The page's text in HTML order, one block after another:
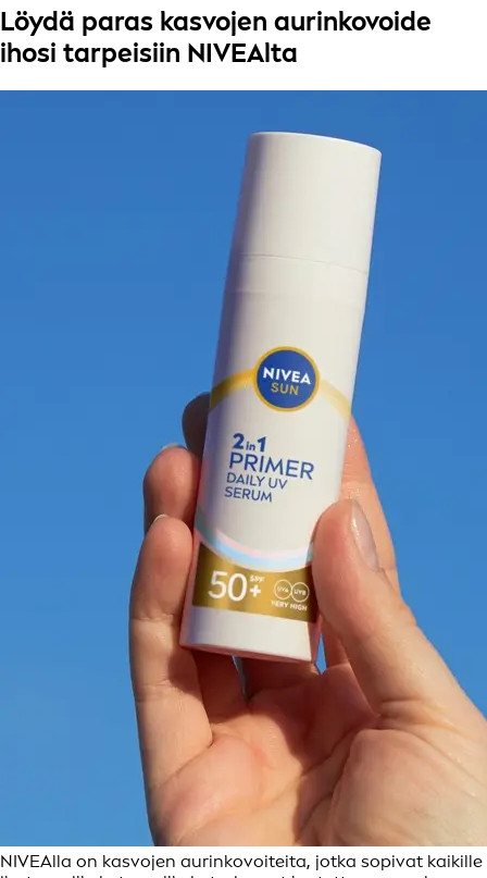
Löydä paras kasvojen aurinkovoide
ihosi tarpeisiin NIVEAlta
NIVEAlla on kasvojen aurinkovoiteita, jotka sopivat kaikille